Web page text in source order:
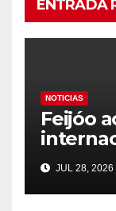
ENTRADA
NOTICIAS
Feijóo
JUL 28, 2026